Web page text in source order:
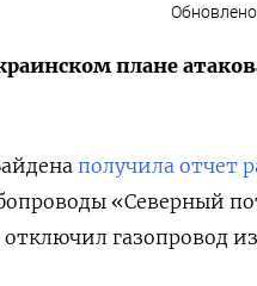
плане
получила отчет
«Северный
газопровод